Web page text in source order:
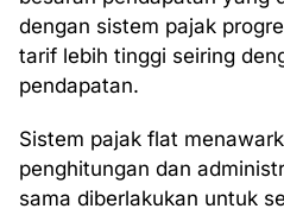
dengan sistem pajak
tarif lebih tinggi seiring
pendapatan.
Sistem pajak flat
penghitungan dan
sama diberlakukan untuk